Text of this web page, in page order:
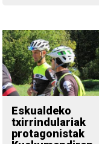
Eskualdeko
txirrindulariak
protagonistak